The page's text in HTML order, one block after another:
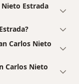
Nieto Estrada
Carlos Nieto
Carlos Nieto